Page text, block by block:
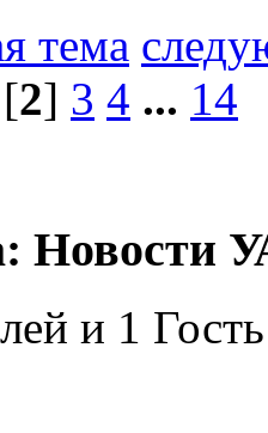
тема
[2] 3 4 ... 14
Новости
и 1